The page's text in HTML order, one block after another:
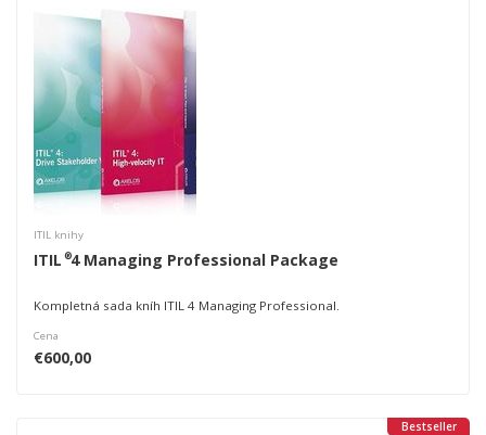
ITIL knihy
ITIL ®4 Managing Professional Package
Kompletná sada kníh ITIL 4 Managing Professional.
Cena
€600,00
Bestseller